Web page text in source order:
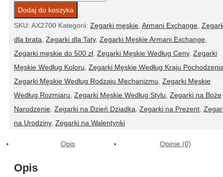
Zegarek
męski
Dodaj do koszyka
SKU: AX2700 Kategorii: Zegarki męskie Armani Exchange
dla brata Zegarki dla Taty, Zegarki Męskie Armani Exchange
Zegarki męskie do 500 zł Zegarki Męskie Według Ceny, Zegarki
Męskie Według Koloru Zegarki Męskie Według Kraju
Zegarki Męskie Według Rodzaju Mechanizmu Zegarki Męskie
Według Rozmiaru Zegarki Męskie Według Stylu Zegarki na Boże
Narodzenie Zegarki na Dzień Dziadka Zegarki na Prezent
na Urodziny, Zegarki na Walentynki
Opis Opinie (0)
Opis